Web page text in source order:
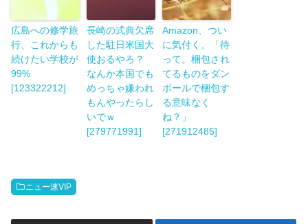
広島への修学旅
行、これからも
続けたい学校が
99%
[123322212]
長崎の式典欠席
した駐日米国大
使おるやろ？
なんか本国でも
めっちゃ嫌われ
もんやったらし
いでｗ
[279771991]
Amazon、つい
に気付く。「待
って。梱包され
てるものをダン
ボールで梱包す
る意味なく
ね？」
[271912485]
ニュー速VIP